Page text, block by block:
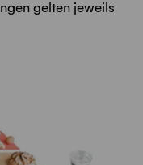
gelten jeweils